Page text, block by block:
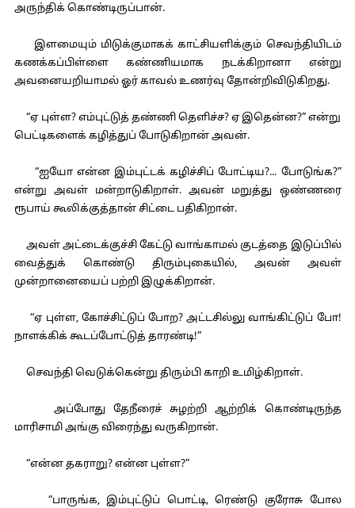
அருந்திக் கொண்டிருப்பான்.
இளமையும் மிடுக்குமாகக் காட்சியளிக்கும் செவந்தியிடம்
கணக்கப்பிள்ளை கண்ணியமாக நடக்கிறானா என்று
அவனையறியாமல் ஓர் காவல் உணர்வு தோன்றிவிடுகிறது.
“ஏ புள்ள? எம்புட்டுத் தண்ணி தெளிச்ச? ஏ இதென்ன?” என்று
பெட்டிகளைக் கழித்துப் போடுகிறான் அவன்.
“ஐயோ என்ன இம்புட்டக் கழிச்சிப் போட்டிய?... போடுங்க?”
என்று அவள் மன்றாடுகிறாள். அவன் மறுத்து ஒண்ணரை
ரூபாய் கூலிக்குத்தான் சிட்டை பதிகிறான்.
அவள் அட்டைக்குச்சி கேட்டு வாங்காமல் குடத்தை இடுப்பில்
வைத்துக் கொண்டு திரும்புகையில், அவன் அவள்
முன்றானையைப் பற்றி இழுக்கிறான்.
“ஏ புள்ள, கோச்சிட்டுப் போற? அட்டசில்லு வாங்கிட்டுப் போ!
நாளக்கிக் கூடப்போட்டுத் தாரண்டி!”
செவந்தி வெடுக்கென்று திரும்பி காறி உமிழ்கிறாள்.
அப்போது தேநீரைச் சுழற்றி ஆற்றிக் கொண்டிருந்த
மாரிசாமி அங்கு விரைந்து வருகிறான்.
“என்ன தகராறு? என்ன புள்ள?”
“பாருங்க, இம்புட்டுப் பொட்டி, ரெண்டு குரோசு போல